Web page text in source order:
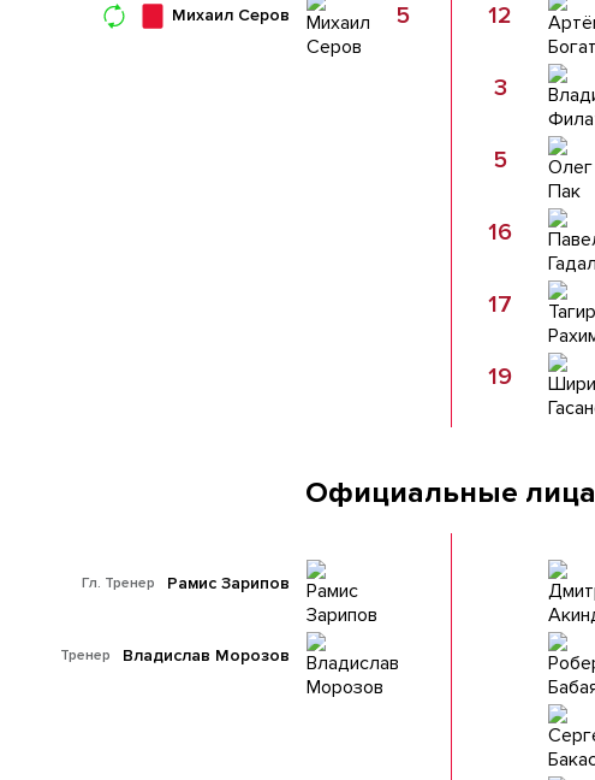
Михаил Серов 5 12
3
5
16
17
19
Официальные лица
Гл. Тренер Рамис Зарипов
Тренер Владислав Морозов